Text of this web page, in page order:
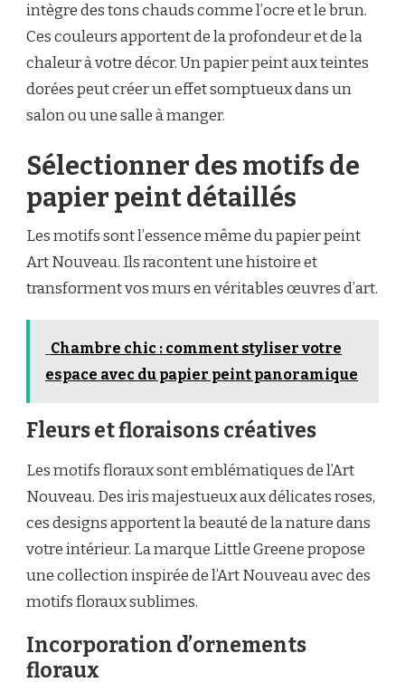
intègre des tons chauds comme l’ocre et le brun.
Ces couleurs apportent de la profondeur et de la
chaleur à votre décor. Un papier peint aux teintes
dorées peut créer un effet somptueux dans un
salon ou une salle à manger.
Sélectionner des motifs de
papier peint détaillés
Les motifs sont l’essence même du papier peint
Art Nouveau. Ils racontent une histoire et
transforment vos murs en véritables œuvres d’art.
Chambre chic : comment styliser votre
espace avec du papier peint panoramique
Fleurs et floraisons créatives
Les motifs floraux sont emblématiques de l’Art
Nouveau. Des iris majestueux aux délicates roses,
ces designs apportent la beauté de la nature dans
votre intérieur. La marque Little Greene propose
une collection inspirée de l’Art Nouveau avec des
motifs floraux sublimes.
Incorporation d’ornements
floraux